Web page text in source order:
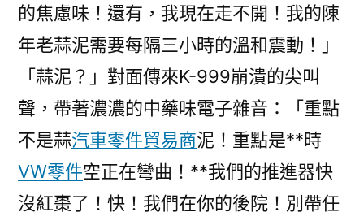
的焦慮味！還有，我現在走不開！我的陳
年老蒜泥需要每隔三小時的溫和震動！」
「蒜泥？」對面傳來K-999崩潰的尖叫
聲，帶著濃濃的中藥味電子雜音：「重點
不是蒜汽車零件貿易商泥！重點是**時
VW零件空正在彎曲！**我們的推進器快
沒紅棗了！快！我們在你的後院！別帶任